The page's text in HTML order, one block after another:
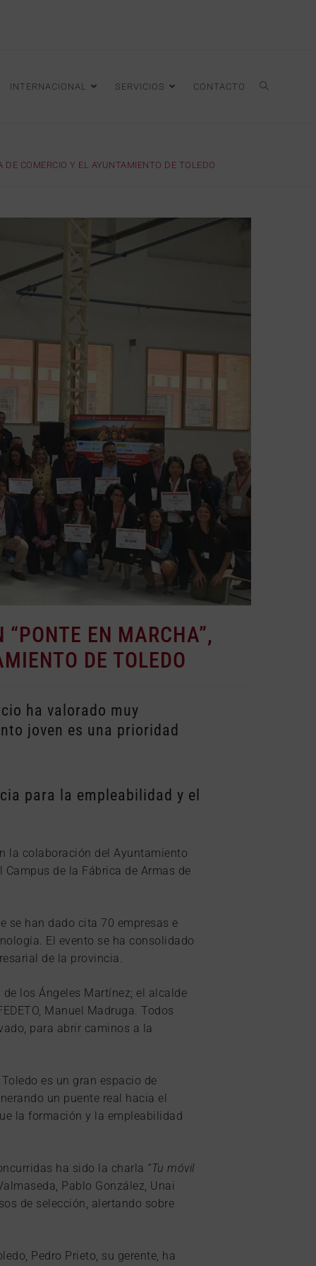
INTERNACIONAL SERVICIOS CONTACTO
COMERCIO Y EL AYUNTAMIENTO DE TOLEDO
EN MARCHA”,
DE TOLEDO
ha valorado muy
joven es una prioridad
para la empleabilidad y el
la colaboración del Ayuntamiento
de la Fábrica de Armas de
se han dado cita 70 empresas e
El evento se ha consolidado
de la provincia.
los Ángeles Martínez; el alcalde
Manuel Madruga. Todos
para abrir caminos a la
es un gran espacio de
un puente real hacia el
la formación y la empleabilidad
ha sido la charla “Tu móvil
Pablo González, Unai
de selección, alertando sobre
Pedro Prieto, su gerente, ha